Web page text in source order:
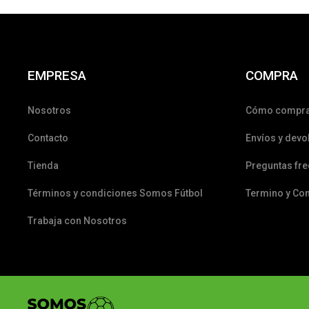
EMPRESA
Nosotros
Contacto
Tienda
Términos y condiciones Somos Fútbol
Trabaja con Nosotros
COMPRA
Cómo
Envíos y
Preguntas
Termino y